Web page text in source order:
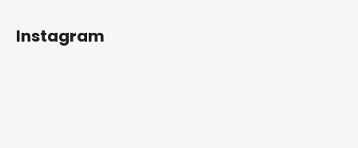
Instagram